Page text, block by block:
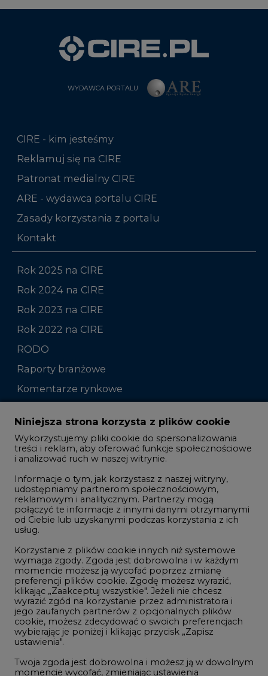
WYDAWCA PORTALU
CIRE - kim jesteśmy
Reklamuj się na CIRE
Patronat medialny CIRE
ARE - wydawca portalu CIRE
Zasady korzystania z portalu
Kontakt
Rok 2025 na CIRE
Rok 2024 na CIRE
Rok 2023 na CIRE
Rok 2022 na CIRE
RODO
Raporty branżowe
Komentarze rynkowe
Zmiany kadrowe na rynku
Studio CIRE
Rozmowy o energetyce
Gospodarka
Geopolityka
LTE450
Innowacje i AI
Telekomunikacja i IT
Handel emisjami CO2
Wodór
Górnictwo
Niniejsza strona korzysta z plików cookie
Wykorzystujemy pliki cookie do spersonalizowania
treści i reklam, aby oferować funkcje społecznościowe
i analizować ruch w naszej witrynie.
Informacje o tym, jak korzystasz z naszej witryny,
udostępniamy partnerom społecznościowym,
reklamowym i analitycznym. Partnerzy mogą
połączyć te informacje z innymi danymi otrzymanymi
od Ciebie lub uzyskanymi podczas korzystania z ich
usług.
Korzystanie z plików cookie innych niż systemowe
wymaga zgody. Zgoda jest dobrowolna i w każdym
momencie możesz ją wycofać poprzez zmianę
preferencji plików cookie. Zgodę możesz wyrazić,
klikając „Zaakceptuj wszystkie". Jeżeli nie chcesz
wyrazić zgód na korzystanie przez administratora i
jego zaufanych partnerów z opcjonalnych plików
cookie, możesz zdecydować o swoich preferencjach
wybierając je poniżej i klikając przycisk „Zapisz
ustawienia".
Twoja zgoda jest dobrowolna i możesz ją w dowolnym
momencie wycofać, zmieniając ustawienia